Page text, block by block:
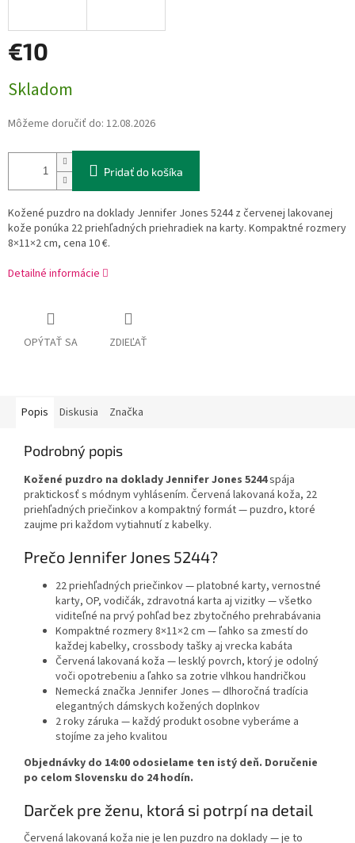
€10
cena:
Skladom
Môžeme doručiť do: 12.08.2026
Pridať do košíka
Kožené puzdro na doklady Jennifer Jones 5244 z červenej lakovanej
kože ponúka 22 priehľadných priehradiek na karty. Kompaktné rozmery
8×11×2 cm, cena 10 €.
Detailné informácie
OPÝTAŤ SA ZDIEĽAŤ
Popis Diskusia Značka
Podrobný popis
Kožené puzdro na doklady Jennifer Jones 5244spája
praktickosť s módnym vyhlásením. Červená lakovaná koža, 22
priehľadných priečinkov a kompaktný formát — puzdro, ktoré
zaujme pri každom vytiahnutí z kabelky.
Prečo Jennifer Jones 5244?
22 priehľadných priečinkov— platobné karty, vernostné
karty, OP, vodičák, zdravotná karta aj vizitky — všetko
viditeľné na prvý pohľad bez zbytočného prehrabávania
Kompaktné rozmery 8×11×2 cm — ľahko sa zmestí do
každej kabelky, crossbody tašky aj vrecka kabáta
Červená lakovaná koža — lesklý povrch, ktorý je odolný
voči opotrebeniu a ľahko sa zotrie vlhkou handričkou
Nemecká značka Jennifer Jones — dlhoročná tradícia
elegantných dámskych kožených doplnkov
2 roky záruka — každý produkt osobne vyberáme a
stojíme za jeho kvalitou
Objednávky do 14:00 odosielame ten istý deň. Doručenie
po celom Slovensku do 24 hodín.
Darček pre ženu, ktorá si potrpí na detail
Červená lakovaná koža nie je len puzdro na doklady — je to